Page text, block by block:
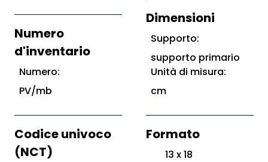
Numero
d'inventario
Numero:
PV/mb
Codice univoco
(NCT)
Dimensioni
Supporto:
supporto primario
Unità di misura:
cm
Formato
13 x 18